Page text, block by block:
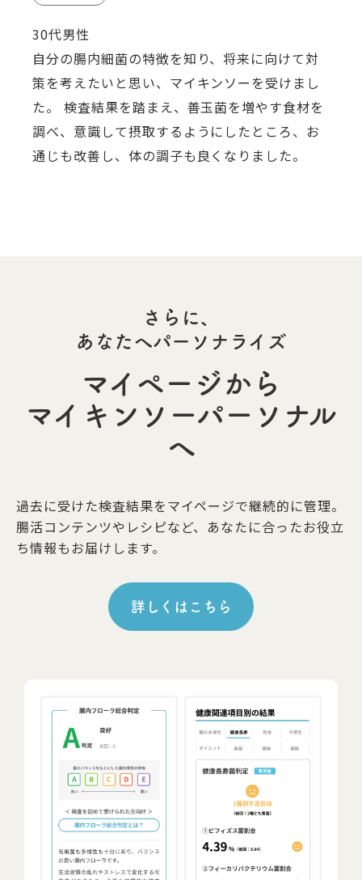
30代男性
自分の腸内細菌の特徴を知り、将来に向けて対
策を考えたいと思い、マイキンソーを受けまし
た。 検査結果を踏まえ、善玉菌を増やす食材を
調べ、意識して摂取するようにしたところ、お
通じも改善し、体の調子も良くなりました。
さらに、
あなたへパーソナライズ
マイページから
マイキンソーパーソナル
へ
過去に受けた検査結果をマイページで継続的に管理。
腸活コンテンツやレシピなど、あなたに合ったお役立
ち情報もお届けします。
詳しくはこちら